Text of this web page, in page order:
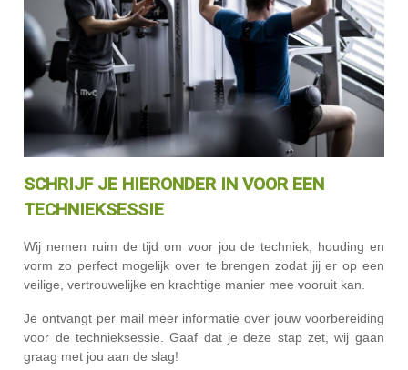
SCHRIJF JE HIERONDER IN VOOR EEN
TECHNIEKSESSIE
Wij nemen ruim de tijd om voor jou de techniek, houding en
vorm zo perfect mogelijk over te brengen zodat jij er op een
veilige, vertrouwelijke en krachtige manier mee vooruit kan.
Je ontvangt per mail meer informatie over jouw voorbereiding
voor de technieksessie. Gaaf dat je deze stap zet, wij gaan
graag met jou aan de slag!